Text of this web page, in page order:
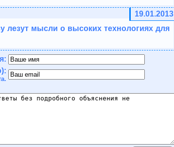
19.01.2013
лезут мысли о высоких технологиях для